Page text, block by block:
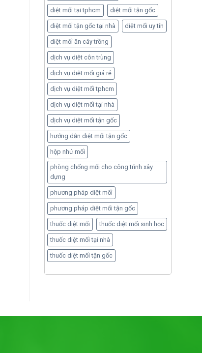
diệt mối tại tphcm diệt mối tận gốc
diệt mối tận gốc tại nhà diệt mối uy tín
diệt mối ăn cây trồng
dịch vụ diệt côn trùng
dịch vụ diệt mối giá rẻ
dịch vụ diệt mối tphcm
dịch vụ diệt mối tại nhà
dịch vụ diệt mối tận gốc
hướng dẫn diệt mối tận gốc
hộp nhử mối
phòng chống mối cho công trình xây
dựng
phương pháp diệt mối
phương pháp diệt mối tận gốc
thuốc diệt mối thuốc diệt mối sinh học
thuốc diệt mối tại nhà
thuốc diệt mối tận gốc